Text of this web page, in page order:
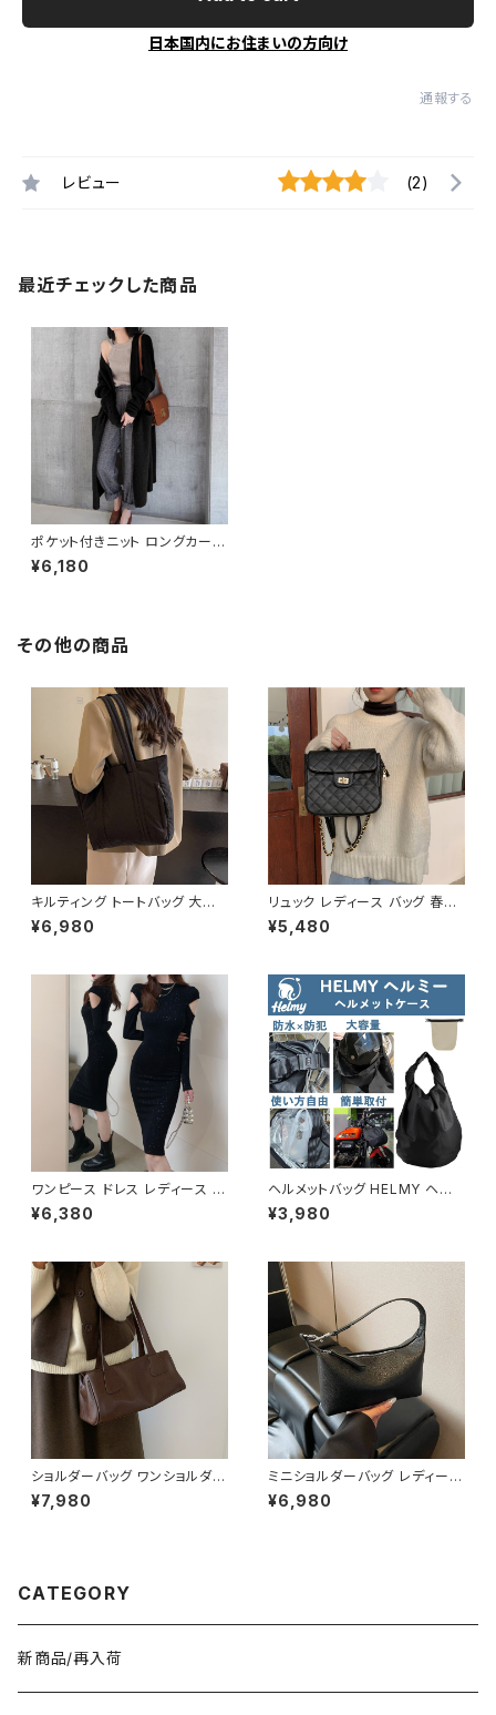
日本国内にお住まいの方向け
通報する
レビュー (2)
最近チェックした商品
ポケット付きニット ロングカーデ
ィガン C-TAW1020
¥6,180
その他の商品
キルティング トートバッグ 大容
量 肩掛けバッグ レディース バッ
グ シンプル 無地 カジュアル 韓
¥6,980
リュック レディース バッグ 春夏
秋冬 春 夏 秋 冬 黒 ショルダー
バッグ リュックサックバッグ 斜め
バック 斜め掛けバッグ 肩掛けバ
ッグ バックパック バッグパック
シンプル サッチェルバッグ ショル
ダー ハンドバッグ ブラウン ブラ
ック デート 通勤バッグ 学生 学
校 通学 オフィスカジュアル デイ
リー お出かけ オフィス カジュア
ル 上品 大人 10代 20代 30代
40代 K-B0046
¥5,480
ワンピース ドレス レディース 春
夏 秋冬 春 夏 秋 冬 黒 タイトワ
ンピース タイトドレス 長袖 ワン
韓国 タイトワンピース ミモレド
レス ひざ丈ワンピース ラメ シン
プル オープンショルダー カット
ショルダー ワンピースドレス 韓
国ファッション OL カジュアル
オフィスカジュアル 結婚式 パー
ティー ブラック お呼ばれ シンプ
ル 10代 20代 30代 40代 C-O
SS0076
¥6,380
ヘルメットバッグ HELMY ヘルミ
ー ヘルメット 収納 バッグ ケー
ス 入れ 自転車 バイク フルフェ
春 夏 秋 冬 春夏 秋冬 大人 子
供 ヘルメット 雨 部活 運動 メン
ズ レディース キッズ C-ASS00
¥3,980
ショルダーバッグ ワンショルダー
フェイクレザー バッグ レディー
ス 韓国 シンプル 大人可愛い ブ
¥7,980
ミニショルダーバッグ レディース
ワンショルダーバッグ 無地 シン
プル バッグ 斜めがけ 大人可愛
¥6,980
CATEGORY
新商品/再入荷